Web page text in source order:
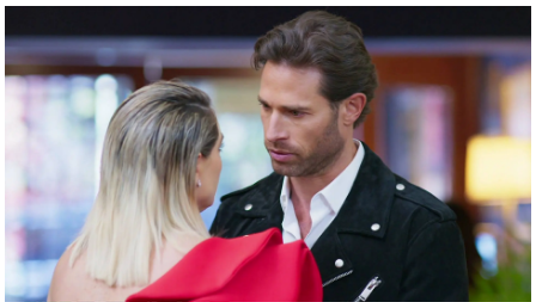
Publicado: 09 de octubre de 2024, 21:30